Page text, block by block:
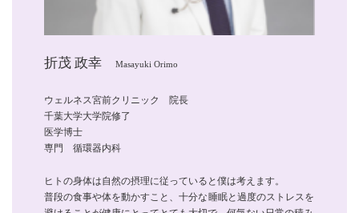
折茂 政幸 Masayuki Orimo
ウェルネス宮前クリニック 院長
千葉大学大学院修了
医学博士
専門 循環器内科
ヒトの身体は自然の摂理に従っていると僕は考えます。
普段の食事や体を動かすこと、十分な睡眠と過度のストレスを